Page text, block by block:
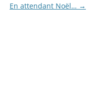
En attendant Noël… →